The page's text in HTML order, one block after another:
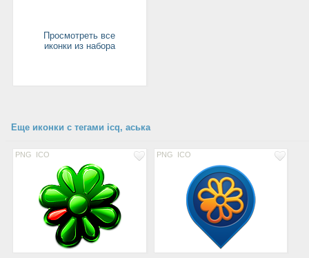
Просмотреть все
иконки из набора
Еще иконки с тегами icq, аська
PNG ICO PNG ICO